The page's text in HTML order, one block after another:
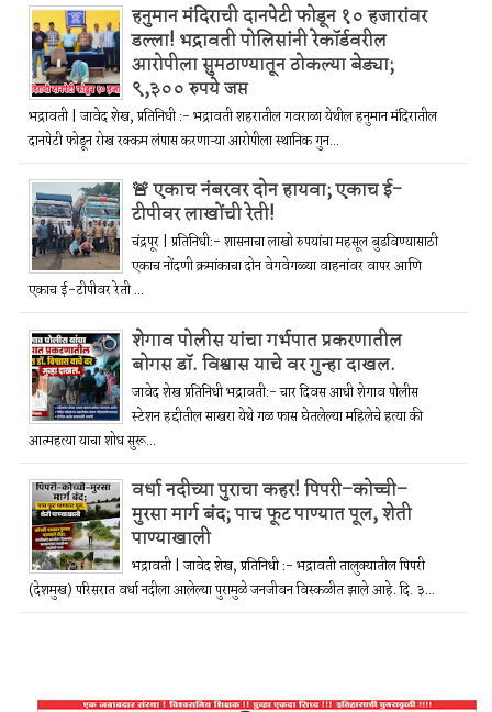
हनुमान मंदिराची दानपेटी फोडून १० हजारांवर
डल्ला! भद्रावती पोलिसांनी रेकॉर्डवरील
आरोपीला सुमठाण्यातून ठोकल्या बेड्या;
९,३०० रुपये जप्त
भद्रावती | जावेद शेख, प्रतिनिधी :- भद्रावती शहरातील गवराळा येथील हनुमान मंदिरातील
दानपेटी फोडून रोख रक्कम लंपास करणाऱ्या आरोपीला स्थानिक गुन...
🚨 एकाच नंबरवर दोन हायवा; एकाच ई-
टीपीवर लाखोंची रेती!
चंद्रपूर | प्रतिनिधी:- शासनाचा लाखो रुपयांचा महसूल बुडविण्यासाठी
एकाच नोंदणी क्रमांकाचा दोन वेगवेगळ्या वाहनांवर वापर आणि
एकाच ई-टीपीवर रेती ...
शेगाव पोलीस यांचा गर्भपात प्रकरणातील
बोगस डॉ. विश्वास याचे वर गुन्हा दाखल.
जावेद शेख प्रतिनिधी भद्रावती:- चार दिवस आधी शेगाव पोलीस
स्टेशन हद्दीतील साखरा येथे गळ फास घेतलेल्या महिलेचे हत्या की
आत्महत्या याचा शोध सुरू...
वर्धा नदीच्या पुराचा कहर! पिपरी–कोच्ची–
मुरसा मार्ग बंद; पाच फूट पाण्यात पूल, शेती
पाण्याखाली
भद्रावती | जावेद शेख, प्रतिनिधी :- भद्रावती तालुक्यातील पिपरी
(देशमुख) परिसरात वर्धा नदीला आलेल्या पुरामुळे जनजीवन विस्कळीत झाले आहे. दि. ३...